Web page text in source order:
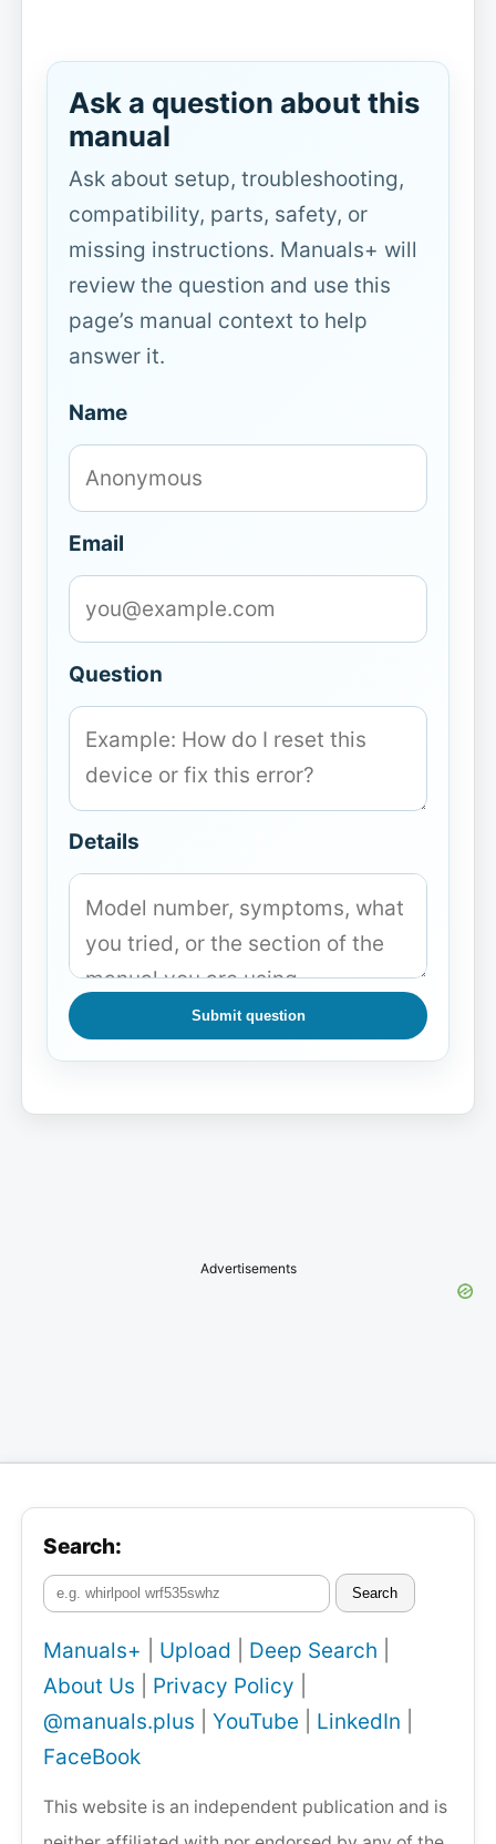
Ask a question about this
manual
Ask about setup, troubleshooting,
compatibility, parts, safety, or
missing instructions. Manuals+ will
review the question and use this
page’s manual context to help
answer it.
Name
Email
Question
Details
Submit question
Advertisements
Search:
Search
Manuals+ Upload Deep Search
About Us
Privacy Policy
@manuals.plus
YouTube LinkedIn
FaceBook
This website is an independent publication and is